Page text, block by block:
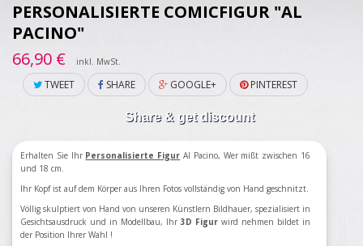
PERSONALISIERTE COMICFIGUR "AL
PACINO"
66,90 €
inkl. MwSt.
TWEET SHARE GOOGLE+ PINTEREST
Share & get discount
Erhalten Sie Ihr Personalisierte Figur Al Pacino, Wer mißt zwischen 16
und 18 cm.
Ihr Kopf ist auf dem Körper aus Ihren Fotos vollständig von Hand geschnitzt.
Völlig skulptiert von Hand von unseren Künstlern Bildhauer, spezialisiert in
Gesichtsausdruck und in Modellbau, Ihr 3D Figur wird nehmen bildet in
der Position Ihrer Wahl !